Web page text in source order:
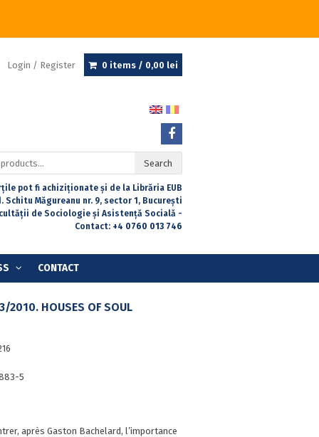
Login / Register 0 items / 0,00 lei
Search
pot fi achiziționate și de la Librăria EUB
Schitu Măgureanu nr. 9, sector 1, București
de Sociologie și Asistență Socială -
Contact: +4 0760 013 746
CONTACT
2010. HOUSES OF SOUL
5
après Gaston Bachelard, l’importance